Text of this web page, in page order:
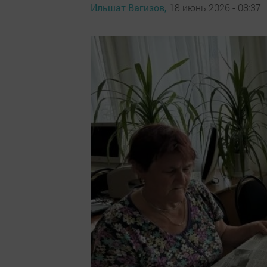
Ильшат Вагизов, 18 июнь 2026 - 08:37